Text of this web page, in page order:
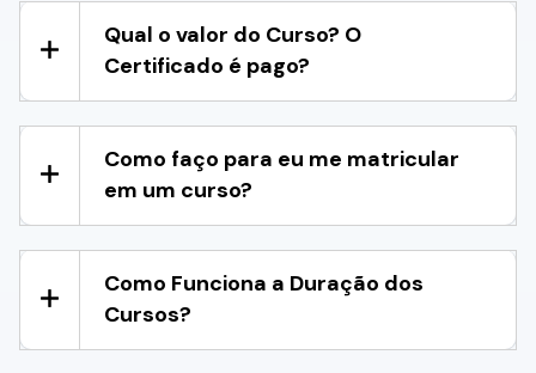
Qual o valor do Curso? O
Certificado é pago?
Como faço para eu me matricular
em um curso?
Como Funciona a Duração dos
Cursos?